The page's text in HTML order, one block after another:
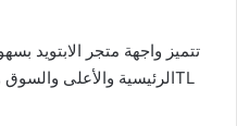
تتميز واجهة متجر الابتويد